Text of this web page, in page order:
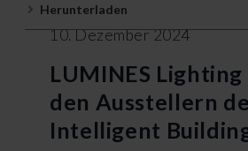
Herunterladen
10. Dezember 2024
LUMINES
den Ausstellern
Intelligent